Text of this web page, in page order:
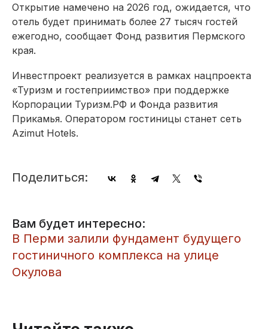
Открытие намечено на 2026 год, ожидается, что
отель будет принимать более 27 тысяч гостей
ежегодно, сообщает Фонд развития Пермского
края.
Инвестпроект реализуется в рамках нацпроекта
«Туризм и гостеприимство» при поддержке
Корпорации Туризм.РФ и Фонда развития
Прикамья. Оператором гостиницы станет сеть
Azimut Hotels.
Поделиться:
Вам будет интересно:
В Перми залили фундамент будущего
гостиничного комплекса на улице
Окулова